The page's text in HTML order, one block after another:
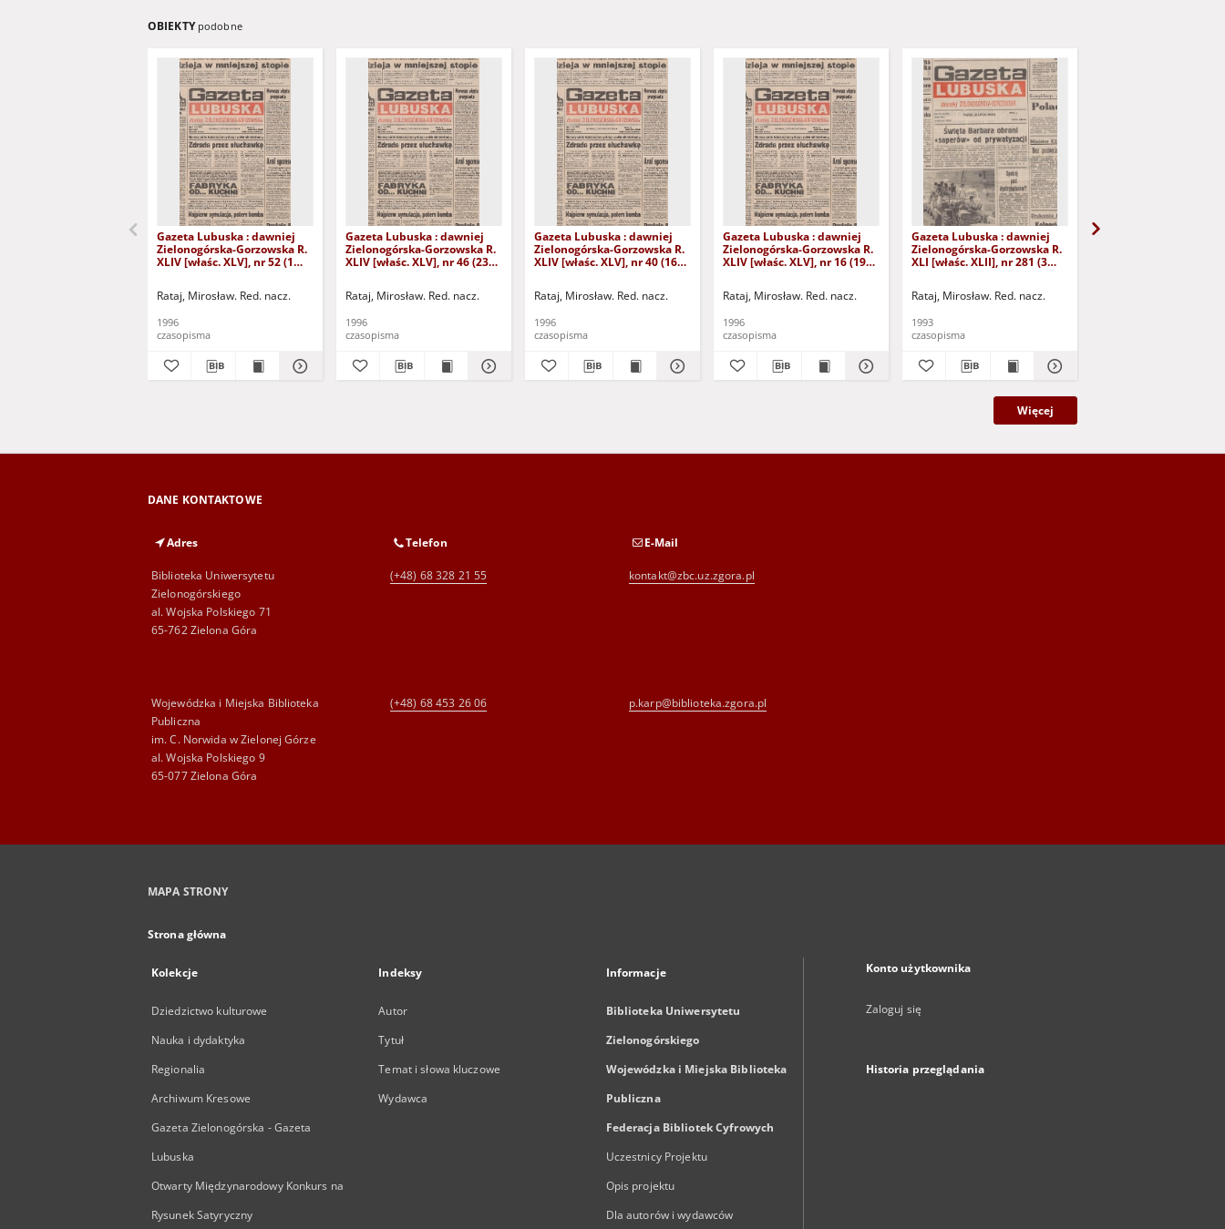
OBIEKTY podobne
Gazeta Lubuska : dawniej
Zielonogórska-Gorzowska R.
XLIV [właśc. XLV], nr 52 (1
Rataj, Mirosław. Red. nacz.
1996
czasopisma
Gazeta Lubuska : dawniej
Zielonogórska-Gorzowska R.
XLIV [właśc. XLV], nr 46 (23
Rataj, Mirosław. Red. nacz.
1996
czasopisma
Gazeta Lubuska : dawniej
Zielonogórska-Gorzowska R.
XLIV [właśc. XLV], nr 40 (16
Rataj, Mirosław. Red. nacz.
1996
czasopisma
Gazeta Lubuska : dawniej
Zielonogórska-Gorzowska R.
XLIV [właśc. XLV], nr 16 (19
Rataj, Mirosław. Red. nacz.
1996
czasopisma
Gazeta Lubuska : dawniej
Zielonogórska-Gorzowska R.
XLI [właśc. XLII], nr 281 (3
Rataj, Mirosław. Red. nacz.
1993
czasopisma
Więcej
DANE KONTAKTOWE
Adres
Biblioteka Uniwersytetu
Zielonogórskiego
al. Wojska Polskiego 71
65-762 Zielona Góra
Telefon
(+48) 68 328 21 55
E-Mail
kontakt@zbc.uz.zgora.pl
Wojewódzka i Miejska Biblioteka
Publiczna
im. C. Norwida w Zielonej Górze
al. Wojska Polskiego 9
65-077 Zielona Góra
(+48) 68 453 26 06 p.karp@biblioteka.zgora.pl
MAPA STRONY
Strona główna
Kolekcje
Dziedzictwo kulturowe
Nauka i dydaktyka
Regionalia
Archiwum Kresowe
Gazeta Zielonogórska - Gazeta
Lubuska
Otwarty Międzynarodowy Konkurs na
Rysunek Satyryczny
Indeksy
Autor
Tytuł
Temat i słowa kluczowe
Wydawca
Informacje
Biblioteka Uniwersytetu
Zielonogórskiego
Wojewódzka i Miejska Biblioteka
Publiczna
Federacja Bibliotek Cyfrowych
Uczestnicy Projektu
Opis projektu
Dla autorów i wydawców
Konto użytkownika
Zaloguj się
Historia przeglądania